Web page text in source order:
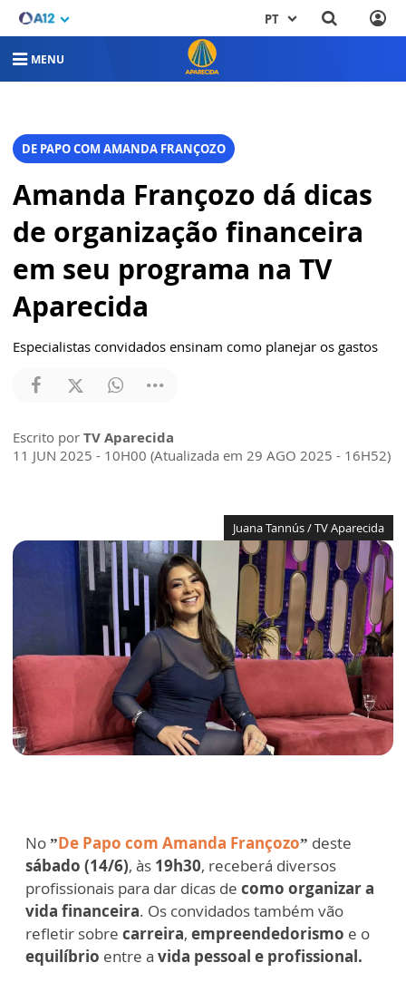
PT
MENU
DE PAPO COM AMANDA FRANÇOZO
Amanda Françozo dá dicas
de organização financeira
em seu programa na TV
Aparecida
Especialistas convidados ensinam como planejar os gastos
Escrito por TV Aparecida
11 JUN 2025 - 10H00 (Atualizada em 29 AGO 2025 - 16H52)
Juana Tannús / TV Aparecida
No”De Papo com Amanda Françozo” deste
sábado (14/6), às 19h30, receberá diversos
profissionais para dar dicas de como organizar a
vida financeira. Os convidados também vão
refletir sobre carreira, empreendedorismo e o
equilíbrio entre a vida pessoal e profissional.